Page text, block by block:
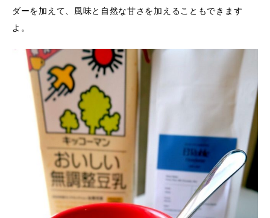
ダーを加えて、風味と自然な甘さを加えることもできます
よ。